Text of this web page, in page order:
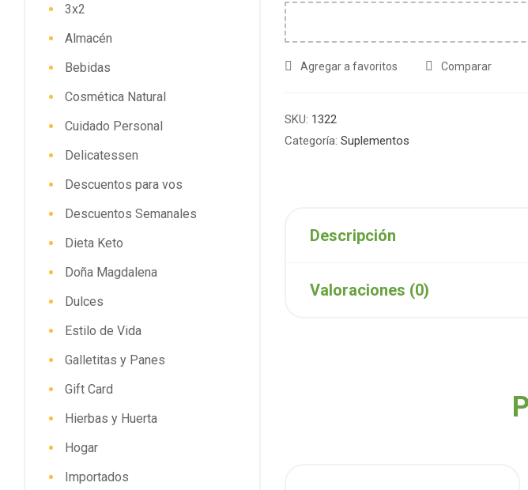
Agregar a favoritos Comparar
SKU: 1322
Categoría: Suplementos
Descripción
Valoraciones (0)
3x2
Almacén
Bebidas
Cosmética Natural
Cuidado Personal
Delicatessen
Descuentos para vos
Descuentos Semanales
Dieta Keto
Doña Magdalena
Dulces
Estilo de Vida
Galletitas y Panes
Gift Card
Hierbas y Huerta
Hogar
Importados